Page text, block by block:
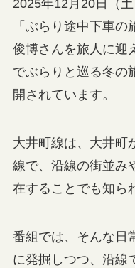
2025年12月20日（
「ぶらり途中下車
俊博さんを旅人に迎
でぶらりと巡る冬の
開されています。
大井町線は、大井町
線で、沿線の街並み
在することでも知ら
番組では、そんな日
に発掘しつつ、沿線